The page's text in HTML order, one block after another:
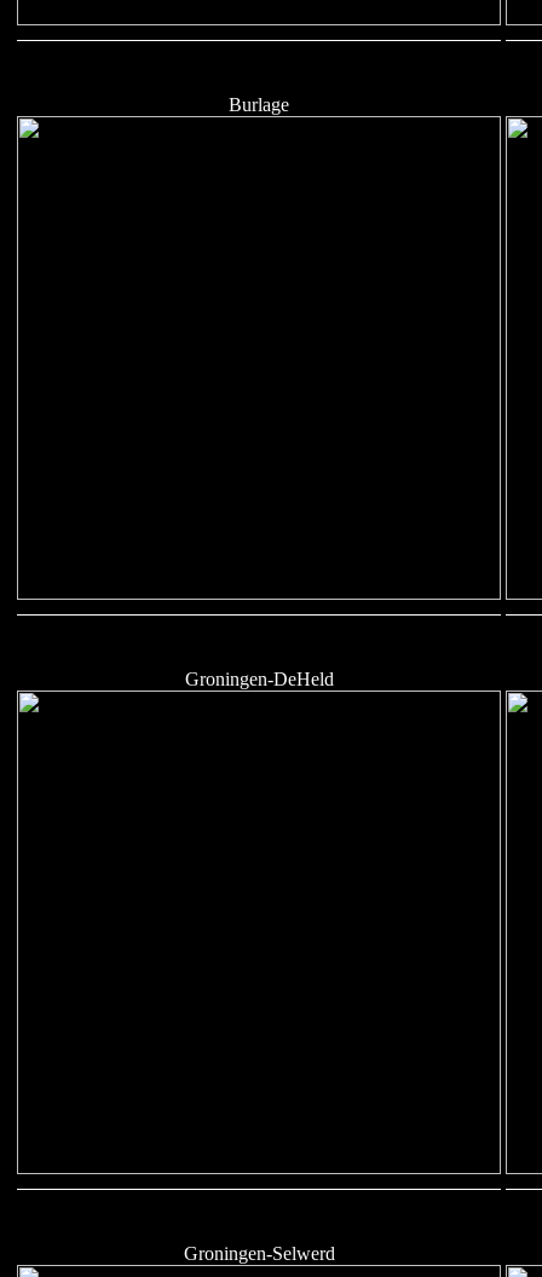
Burlage
Groningen-DeHeld
Groningen-Selwerd